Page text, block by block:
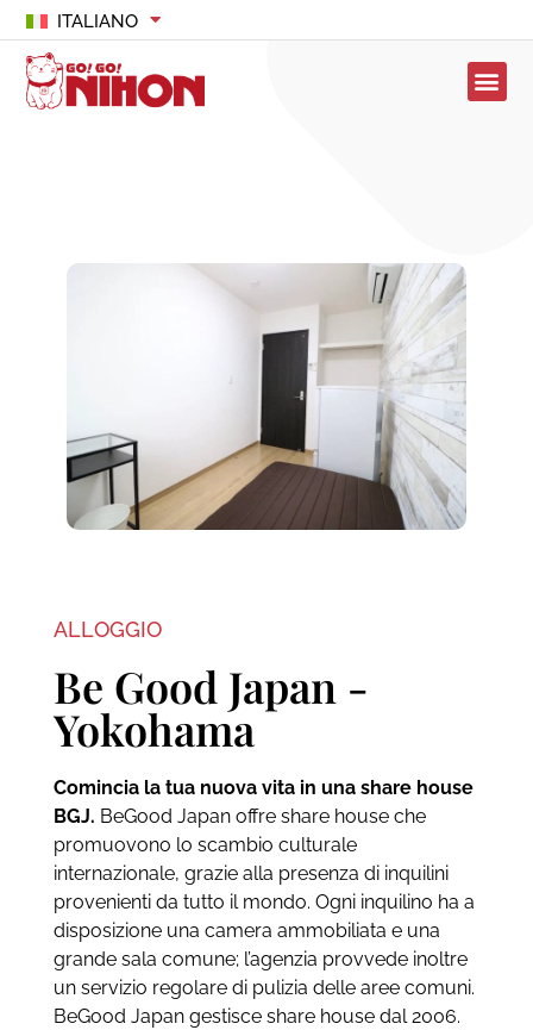
ITALIANO
ALLOGGIO
Be Good Japan -
Yokohama
Comincia la tua nuova vita in una share house
BGJ. BeGood Japan offre share house che
promuovono lo scambio culturale
internazionale, grazie alla presenza di inquilini
provenienti da tutto il mondo. Ogni inquilino ha a
disposizione una camera ammobiliata e una
grande sala comune; l’agenzia provvede inoltre
un servizio regolare di pulizia delle aree comuni.
BeGood Japan gestisce share house dal 2006.